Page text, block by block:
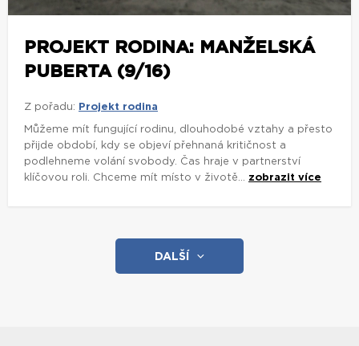
PROJEKT RODINA: MANŽELSKÁ
PUBERTA (9/16)
Z pořadu: Projekt rodina
Můžeme mít fungující rodinu, dlouhodobé vztahy a přesto
přijde období, kdy se objeví přehnaná kritičnost a
podlehneme volání svobody. Čas hraje v partnerství
klíčovou roli. Chceme mít místo v životě... zobrazit více
DALŠÍ